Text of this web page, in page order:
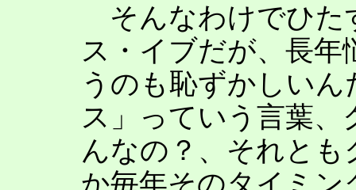
そんなわけでひた
ス・イブだが、長
うのも恥ずかしい
ス」っていう言葉
んなの？、それと
か毎年そのタイミ